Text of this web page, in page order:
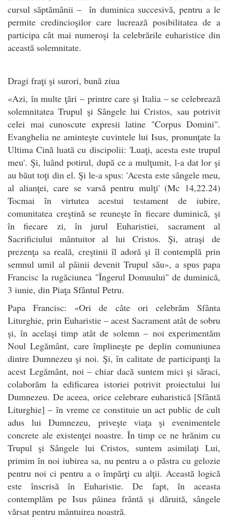
cursul săptămânii – în duminica succesivă, pentru a le
permite credincioşilor care lucrează posibilitatea de a
participa cât mai numeroşi la celebrările euharistice din
această solemnitate.
Dragi fraţi şi surori, bună ziua
«Azi, în multe ţări – printre care şi Italia – se celebrează
solemnitatea Trupul şi Sângele lui Cristos, sau potrivit
celei mai cunoscute expresii latine "Corpus Domini".
Evanghelia ne aminteşte cuvintele lui Isus, pronunţate la
Ultima Cină luată cu discipolii: 'Luaţi, acesta este trupul
meu'. Şi, luând potirul, după ce a mulţumit, l-a dat lor şi
au băut toţi din el. Şi le-a spus: 'Acesta este sângele meu,
al alianţei, care se varsă pentru mulţi' (Mc 14,22.24)
Tocmai în virtutea acestui testament de iubire,
comunitatea creştină se reuneşte în fiecare duminică, şi
în fiecare zi, în jurul Euharistiei, sacrament al
Sacrificiului mântuitor al lui Cristos. Şi, atraşi de
prezenţa sa reală, creştinii îl adoră şi îl contemplă prin
semnul umil al pâinii devenit Trupul său», a spus papa
Francisc la rugăciunea "Îngerul Domnului" de duminică,
3 iunie, din Piaţa Sfântul Petru.
Papa Francisc: «Ori de câte ori celebrăm Sfânta
Liturghie, prin Euharistie – acest Sacrament atât de sobru
şi, în acelaşi timp atât de solemn – noi experimentăm
Noul Legământ, care împlineşte pe deplin comuniunea
dintre Dumnezeu şi noi. Şi, în calitate de participanţi la
acest Legământ, noi – chiar dacă suntem mici şi săraci,
colaborăm la edificarea istoriei potrivit proiectului lui
Dumnezeu. De aceea, orice celebrare euharistică [Sfântă
Liturghie] – în vreme ce constituie un act public de cult
adus lui Dumnezeu, priveşte viaţa şi evenimentele
concrete ale existenţei noastre. În timp ce ne hrănim cu
Trupul şi Sângele lui Cristos, suntem asimilaţi Lui,
primim în noi iubirea sa, nu pentru a o păstra cu gelozie
pentru noi ci pentru a o împărţi cu alţii. Această logică
este înscrisă în Euharistie. De fapt, în aceasta
contemplăm pe Isus pâinea frântă şi dăruită, sângele
vărsat pentru mântuirea noastră.